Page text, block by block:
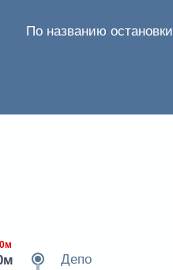
По названию остановки
Депо